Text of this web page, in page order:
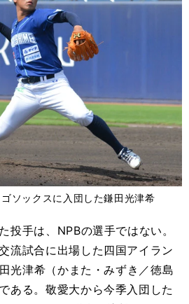
ソックスに入団した鎌田光津希
手は、NPBの選手ではない。
流試合に出場した四国アイラン
光津希（かまた・みずき／徳島
ある。敬愛大から今季入団した